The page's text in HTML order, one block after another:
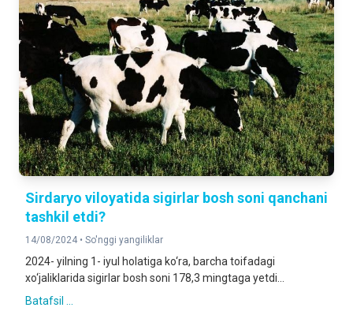
Sirdaryo viloyatida sigirlar bosh soni qanchani
tashkil etdi?
14/08/2024 • So'nggi yangiliklar
2024- yilning 1- iyul holatiga ko‘ra, barcha toifadagi
xo‘jaliklarida sigirlar bosh soni 178,3 mingtaga yetdi...
Batafsil ...